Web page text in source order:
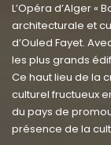
L’Opéra d’Alger «
architecturale et
d’Ouled Fayet.
les plus grands
Ce haut lieu de la
culturel fructueux
du pays de
présence de la